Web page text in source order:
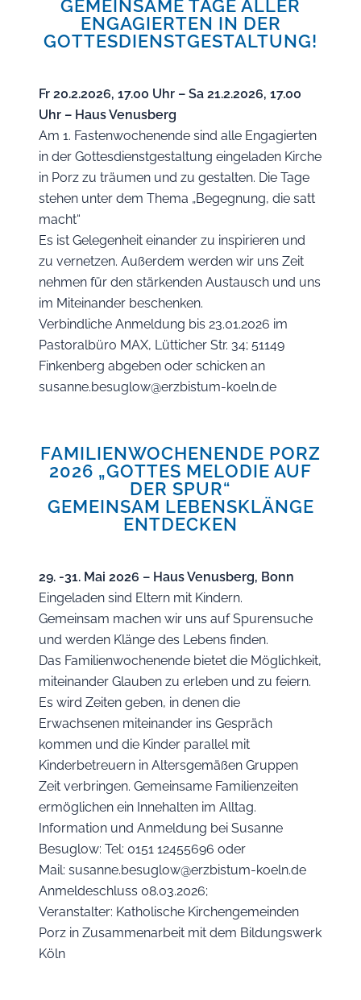
GEMEINSAME TAGE ALLER
ENGAGIERTEN IN DER
GOTTESDIENSTGESTALTUNG!
Fr 20.2.2026, 17.00 Uhr – Sa 21.2.2026, 17.00
Uhr – Haus Venusberg
Am 1. Fastenwochenende sind alle Engagierten
in der Gottesdienstgestaltung eingeladen Kirche
in Porz zu träumen und zu gestalten. Die Tage
stehen unter dem Thema „Begegnung, die satt
macht“
Es ist Gelegenheit einander zu inspirieren und
zu vernetzen. Außerdem werden wir uns Zeit
nehmen für den stärkenden Austausch und uns
im Miteinander beschenken.
Verbindliche Anmeldung bis 23.01.2026 im
Pastoralbüro MAX, Lütticher Str. 34; 51149
Finkenberg abgeben oder schicken an
susanne.besuglow@erzbistum-koeln.de
FAMILIENWOCHENENDE PORZ
2026 „GOTTES MELODIE AUF
DER SPUR“
GEMEINSAM LEBENSKLÄNGE
ENTDECKEN
29. -31. Mai 2026 – Haus Venusberg, Bonn
Eingeladen sind Eltern mit Kindern.
Gemeinsam machen wir uns auf Spurensuche
und werden Klänge des Lebens finden.
Das Familienwochenende bietet die Möglichkeit,
miteinander Glauben zu erleben und zu feiern.
Es wird Zeiten geben, in denen die
Erwachsenen miteinander ins Gespräch
kommen und die Kinder parallel mit
Kinderbetreuern in Altersgemäßen Gruppen
Zeit verbringen. Gemeinsame Familienzeiten
ermöglichen ein Innehalten im Alltag.
Information und Anmeldung bei Susanne
Besuglow: Tel: 0151 12455696 oder
Mail: susanne.besuglow@erzbistum-koeln.de
Anmeldeschluss 08.03.2026;
Veranstalter: Katholische Kirchengemeinden
Porz in Zusammenarbeit mit dem Bildungswerk
Köln